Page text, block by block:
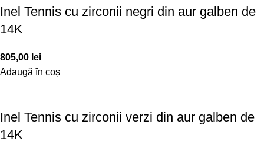
Inel Tennis cu zirconii negri din aur galben de
14K
805,00 lei
Adaugă în coș
Inel Tennis cu zirconii verzi din aur galben de
14K